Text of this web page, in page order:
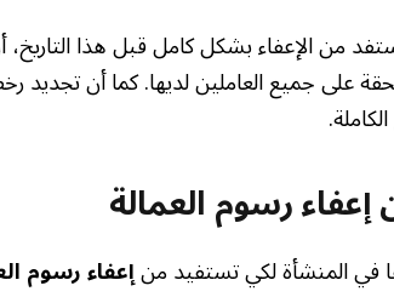
من الإعفاء بشكل كامل قبل هذا
رسوم العمالة
المنشأة لكي تستفيد منإعفاء رسوم